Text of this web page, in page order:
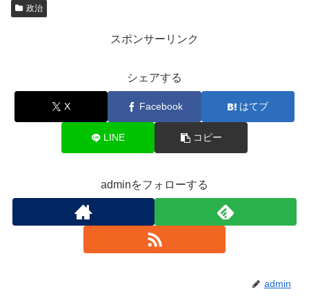
政治
スポンサーリンク
シェアする
X Facebook はてブ
LINE コピー
adminをフォローする
admin